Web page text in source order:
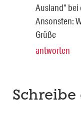
Ausland“ bei
Ansonsten:
Grüße
antworten